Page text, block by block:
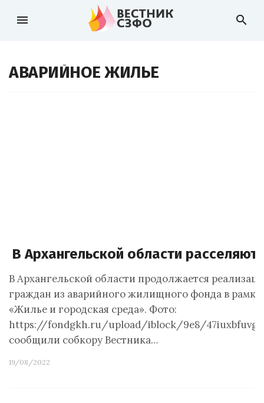
menu search
АВАРИЙНОЕ ЖИЛЬЕ
В Архангельской области
В Архангельской области продолжается
граждан из аварийного жилищного фонда в
«Жилье и городская среда». Фото:
https://fondgkh.ru/upload/iblock/9e8/
сообщили собкору Вестника…
19/08/2022